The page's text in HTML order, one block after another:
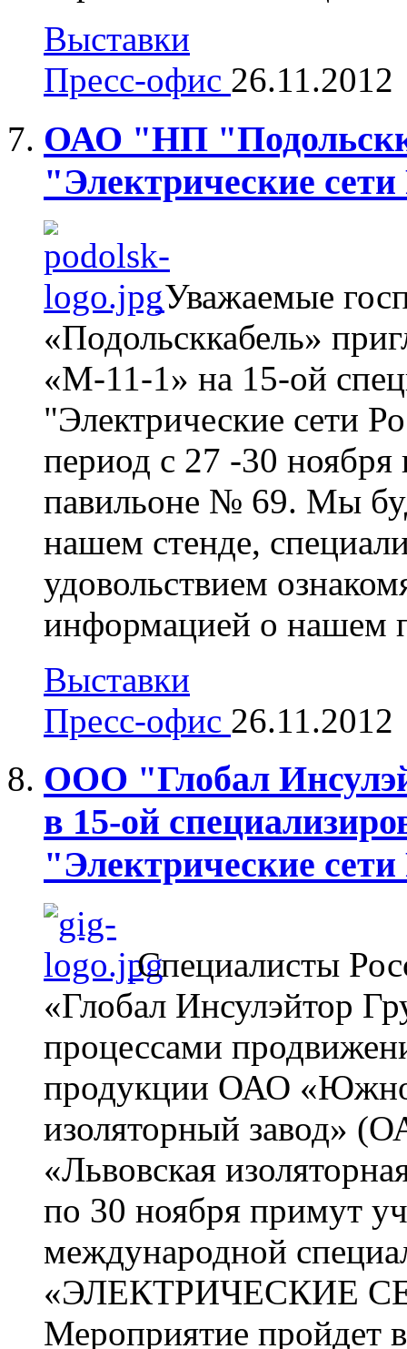
Выставки
Пресс-офис 26.11.2012
ОАО "НП
"Электрические
Уважаемые
«Подольсккабель»
«М-11-1» на 15-ой
"Электрические сети
период с 27 -30
павильоне № 69. Мы
нашем стенде,
удовольствием
информацией о нашем
Выставки
Пресс-офис 26.11.2012
ООО "Глобал
в 15-ой
"Электрические
Специалисты
«Глобал Инсулэйтор
процессами
продукции ОАО
изоляторный
«Львовская
по 30 ноября примут
международной
«ЭЛЕКТРИЧЕСКИЕ
Мероприятие пройдет